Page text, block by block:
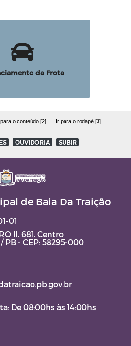
da Frota
o conteúdo [2] Ir para o rodapé [3]
OUVIDORIA SUBIR
de Baia Da Traição
01
II, 681, Centro
PB - CEP: 58295-000
De 08:00hs às 14:00hs